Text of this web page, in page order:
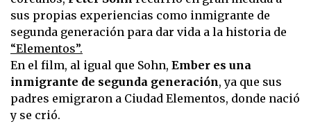
sus propias experiencias como inmigrante de
segunda generación para dar vida a la historia de
“Elementos”.
En el film, al igual que Sohn, Ember es una
inmigrante de segunda generación, ya que sus
padres emigraron a Ciudad Elementos, donde nació
y se crió.